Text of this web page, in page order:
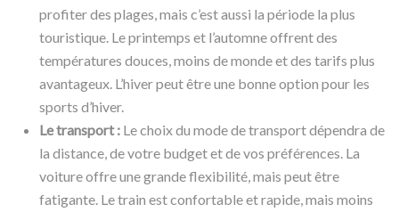
profiter des plages, mais c’est aussi la période la plus
touristique. Le printemps et l’automne offrent des
températures douces, moins de monde et des tarifs plus
avantageux. L’hiver peut être une bonne option pour les
sports d’hiver.
Le transport : Le choix du mode de transport dépendra de
la distance, de votre budget et de vos préférences. La
voiture offre une grande flexibilité, mais peut être
fatigante. Le train est confortable et rapide, mais moins